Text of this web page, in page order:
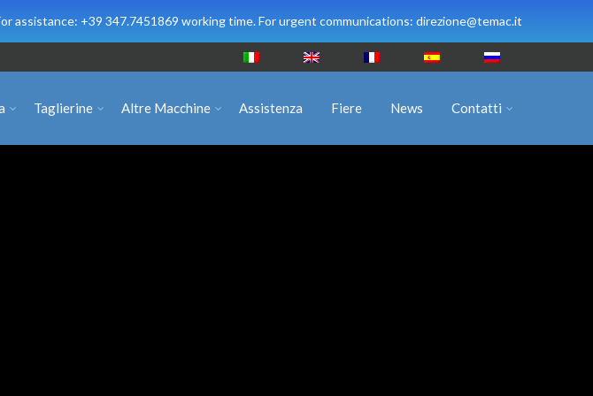
assistance: +39 347.7451869 working time. For urgent communications: direzione@temac.it
Taglierine Altre Macchine Assistenza Fiere News Contatti